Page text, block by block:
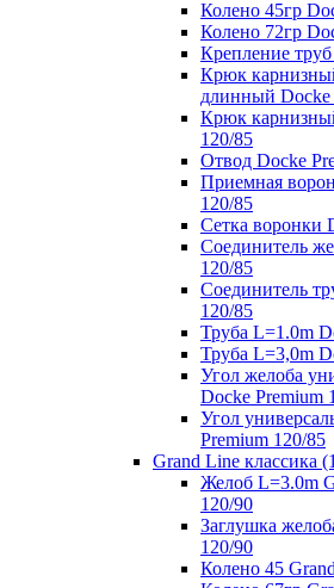
Колено 45гр
Колено 72гр
Крепление
Крюк
длинный Docke
Крюк
120/85
Отвод Docke
Приемная
120/85
Сетка воронки
Соединитель
120/85
Соединитель
120/85
Труба L=1.0m
Труба L=3,0m
Угол желоба
Docke Premium
Угол
Premium 120/85
Grand Line классика
Желоб L=3.0m
120/90
Заглушка
120/90
Колено 45